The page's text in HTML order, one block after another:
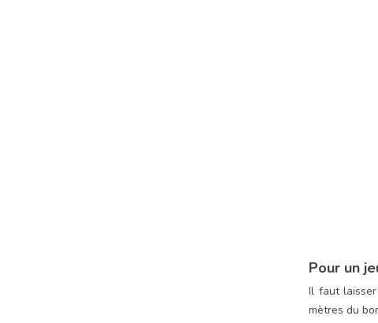
Pour un
Il faut
mètres du